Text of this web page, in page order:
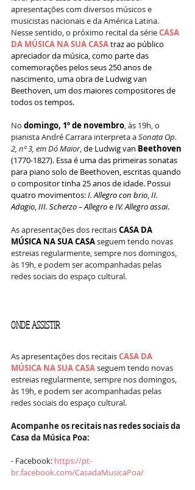
apresentações com diversos músicos e
musicistas nacionais e da América Latina.
Nesse sentido, o próximo recital da série CASA
DA MÚSICA NA SUA CASA traz ao público
apreciador da música, como parte das
comemorações pelos seus 250 anos de
nascimento, uma obra de Ludwig van
Beethoven, um dos maiores compositores de
todos os tempos.
No domingo, 1º de novembro, às 19h, o
pianista André Carrara interpreta a Sonata Op.
2, nº 3, em Dó Maior, de Ludwig van Beethoven
(1770-1827). Essa é uma das primeiras sonatas
para piano solo de Beethoven, escritas quando
o compositor tinha 25 anos de idade. Possui
quatro movimentos: I. Allegro con brio, II.
Adagio, III. Scherzo – Allegro e IV. Allegro assai.
As apresentações dos recitais CASA DA
MÚSICA NA SUA CASA seguem tendo novas
estreias regularmente, sempre nos domingos,
às 19h, e podem ser acompanhadas pelas
redes sociais do espaço cultural.
ONDE ASSISTIR
As apresentações dos recitais CASA DA
MÚSICA NA SUA CASA seguem tendo novas
estreias regularmente, sempre nos domingos,
às 19h, e podem ser acompanhadas pelas
redes sociais do espaço cultural.
Acompanhe os recitais nas redes sociais da
Casa da Música Poa:
- Facebook: https://pt-
br.facebook.com/CasadaMusicaPoa/